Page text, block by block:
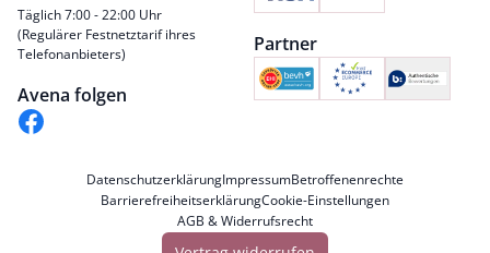
Täglich 7:00 - 22:00 Uhr
(Regulärer Festnetztarif ihres
Telefonanbieters)
Avena folgen
Partner
DatenschutzerklärungImpressumBetroffenenrechte
BarrierefreiheitserklärungCookie-Einstellungen
AGB & Widerrufsrecht